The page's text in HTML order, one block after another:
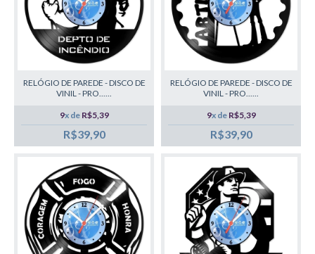
RELÓGIO DE PAREDE - DISCO DE
VINIL - PRO......
9x de R$5,39
R$39,90
RELÓGIO DE PAREDE - DISCO DE
VINIL - PRO......
9x de R$5,39
R$39,90